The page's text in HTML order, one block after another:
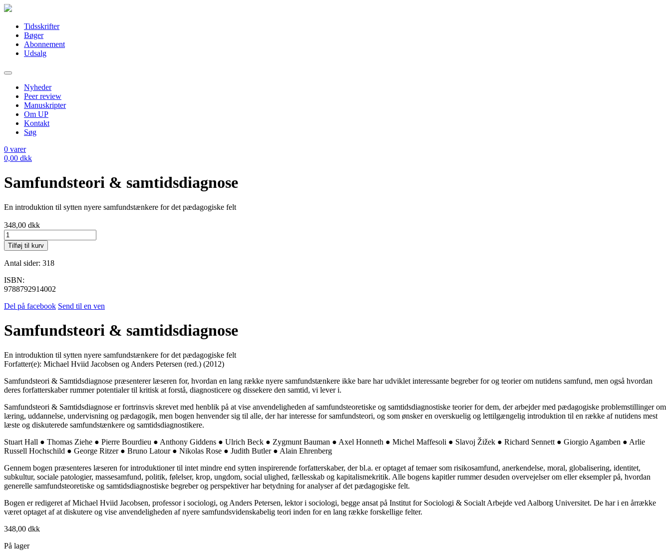
Tidsskrifter
Bøger
Abonnement
Udsalg
Nyheder
Peer review
Manuskripter
Om UP
Kontakt
Søg
0 varer
0,00 dkk
Samfundsteori & samtidsdiagnose
En introduktion til sytten nyere samfundstænkere for det pædagogiske felt
348,00 dkk
Samfundsteori
&
samtidsdiagnose
antal
Tilføj til kurv
Antal sider: 318
ISBN:
9788792914002
Del på facebook Send til en ven
Samfundsteori & samtidsdiagnose
En introduktion til sytten nyere samfundstænkere for det pædagogiske felt
Forfatter(e): Michael Hviid Jacobsen og Anders Petersen (red.) (2012)
Samfundsteori & Samtidsdiagnose præsenterer læseren for, hvordan en lang række nyere samfundstænkere ikke bare har udviklet interessante begreber for og teorier om nutidens samfund, men også hvordan
deres forfatterskaber rummer potentialer til kritisk at forstå, diagnosticere og dissekere den samtid, vi lever i.
Samfundsteori & Samtidsdiagnose er fortrinsvis skrevet med henblik på at vise anvendeligheden af samfundsteoretiske og samtidsdiagnostiske teorier for dem, der arbejder med pædagogiske problemstillinger om
læring, uddannelse, undervisning og pædagogik, men bogen henvender sig til alle, der har interesse for samfundsteori, og som ønsker en overskuelig og lettilgængelig introduktion til en række af nutidens mest
læste og diskuterede samfundstænkere og samtidsdiagnostikere.
Stuart Hall ● Thomas Ziehe ● Pierre Bourdieu ● Anthony Giddens ● Ulrich Beck ● Zygmunt Bauman ● Axel Honneth ● Michel Maffesoli ● Slavoj Žižek ● Richard Sennett ● Giorgio Agamben ● Arlie
Russell Hochschild ● George Ritzer ● Bruno Latour ● Nikolas Rose ● Judith Butler ● Alain Ehrenberg
Gennem bogen præsenteres læseren for introduktioner til intet mindre end sytten inspirerende forfatterskaber, der bl.a. er optaget af temaer som risikosamfund, anerkendelse, moral, globalisering, identitet,
subkultur, sociale patologier, massesamfund, politik, følelser, krop, ungdom, social ulighed, fællesskab og kapitalismekritik. Alle bogens kapitler rummer desuden overvejelser om eller eksempler på, hvordan
generelle samfundsteoretiske og samtidsdiagnostiske begreber og perspektiver har betydning for analyser af det pædagogiske felt.
Bogen er redigeret af Michael Hviid Jacobsen, professor i sociologi, og Anders Petersen, lektor i sociologi, begge ansat på Institut for Sociologi & Socialt Arbejde ved Aalborg Universitet. De har i en årrække
været optaget af at diskutere og vise anvendeligheden af nyere samfundsvidenskabelig teori inden for en lang række forskellige felter.
348,00 dkk
På lager